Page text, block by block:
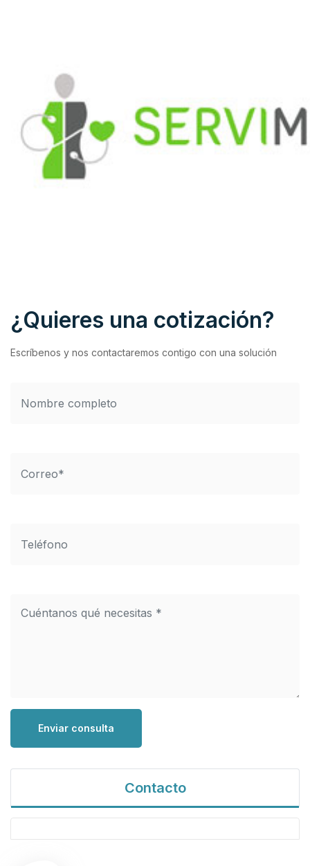
¿Quieres una cotización?
Escríbenos y nos contactaremos contigo con una solución
Enviar consulta
Contacto